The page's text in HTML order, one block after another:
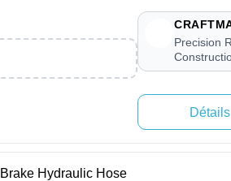
Precision
Détails
Hydraulic Hose